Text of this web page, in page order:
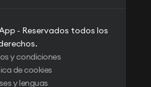
‐ Reservados todos los
y condiciones
de cookies
y lenguas